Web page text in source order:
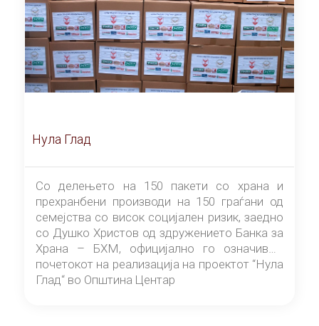
Нула Глад
Со делењето на 150 пакети со храна и
прехранбени производи на 150 граѓани од
семејства со висок социјален ризик, заедно
со Душко Христов од здружението Банка за
Храна – БХМ, официјално го означивме
почетокот на реализација на проектот “Нула
Глад“ во Општина Центар